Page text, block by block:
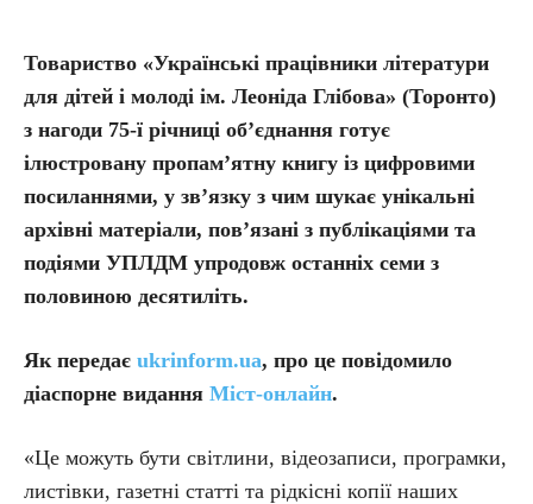
Товариство «Українські працівники літератури
для дітей і молоді ім. Леоніда Глібова» (Торонто)
з нагоди 75-ї річниці об’єднання готує
ілюстровану пропам’ятну книгу із цифровими
посиланнями, у зв’язку з чим шукає унікальні
архівні матеріали, пов’язані з публікаціями та
подіями УПЛДМ упродовж останніх семи з
половиною десятиліть.
Як передає ukrinform.ua, про це повідомило
діаспорне видання Міст-онлайн.
«Це можуть бути світлини, відеозаписи, програмки,
листівки, газетні статті та рідкісні копії наших